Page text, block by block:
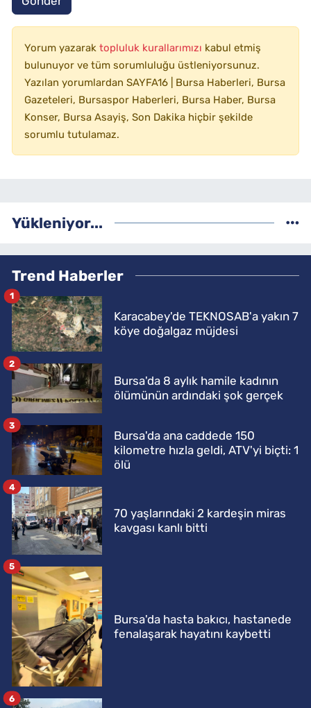
Yorum yazarak topluluk kurallarımızı kabul etmiş
bulunuyor ve tüm sorumluluğu üstleniyorsunuz.
Yazılan yorumlardan SAYFA16 | Bursa Haberleri, Bursa
Gazeteleri, Bursaspor Haberleri, Bursa Haber, Bursa
Konser, Bursa Asayiş, Son Dakika hiçbir şekilde
sorumlu tutulamaz.
Yükleniyor...
Trend Haberler
Karacabey'de TEKNOSAB'a yakın 7
köye doğalgaz müjdesi
1
Bursa'da 8 aylık hamile kadının
ölümünün ardındaki şok gerçek
2
Bursa'da ana caddede 150
kilometre hızla geldi, ATV'yi biçti: 1
ölü
3
70 yaşlarındaki 2 kardeşin miras
kavgası kanlı bitti
4
Bursa'da hasta bakıcı, hastanede
fenalaşarak hayatını kaybetti
5
6